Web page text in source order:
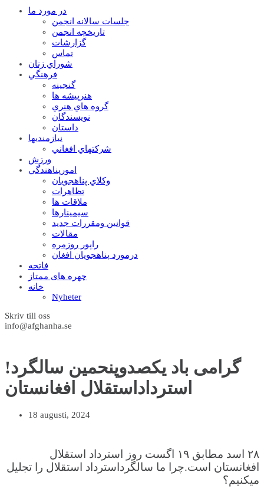
در مورد ما
جلسات سالانه انجمن
تاریخچه انجمن
گزارشات
تماس
شوراي زنان
فرهنگي
گنجينه
هنرپيشه ها
گروه هاي هنري
نويسندگان
داستان
نيازمنديها
شرکتهاي افغاني
ورزش
امورپناهندگي
وکلاي پناهجويان
تظاهرات
ملاقات ها
سيمينارها
قوانين ومقررات جديد
مقالات
راپور روزمره
درمورد پناهجويان افغان
فاتحه
چهره های ممتاز
خانه
Nyheter
Skriv till oss
info@afghanha.se
!گرامی باد یکصدوپنحمین سالگرد
استرداداستقلال افغانستان
18 augusti, 2024
۲۸ اسد مطابق ۱۹ اگست روز استرداد استقلال
افغانستان است.چرا ما سالگرداسترداد استقلال را تجلیل
میکنیم؟